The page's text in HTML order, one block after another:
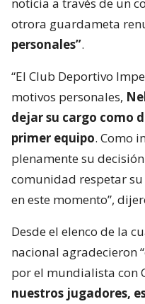
otrora guardameta
personales”.
“El Club Deportivo
motivos personales,
dejar su cargo como
primer equipo. Como
plenamente su
comunidad respetar
en este momento”,
Desde el elenco de la
nacional agradecieron
por el mundialista con
nuestros jugadores,